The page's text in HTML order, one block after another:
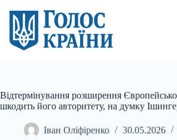
вмісту
Відтермінування розширення
шкодить його авторитету, на думку
Іван Оліфіренко 30.05.2026